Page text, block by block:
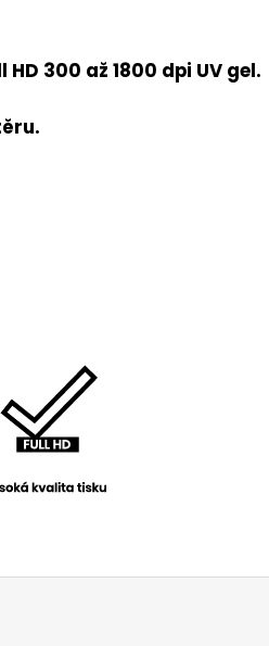
300 až 1800 dpi UV gel.